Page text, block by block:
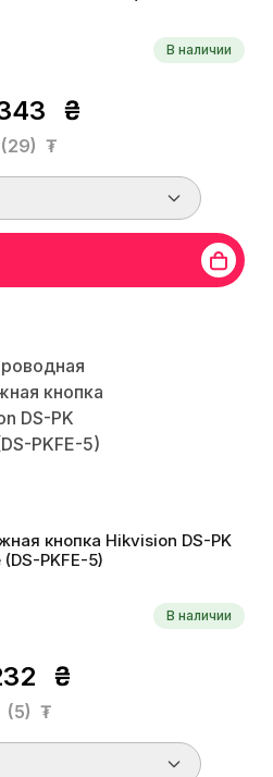
В наличии
₴
(29) ₮
кнопка Hikvision DS-PK
PKFE-5)
В наличии
₴
(5) ₮